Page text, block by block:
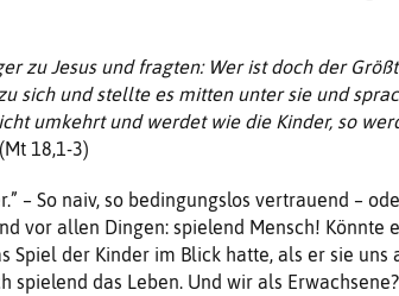
zu Jesus und fragten: Wer ist doch der
sich und stellte es mitten unter sie und
umkehrt und werdet wie die Kinder, so
18,1-3)
– So naiv, so bedingungslos vertrauend –
vor allen Dingen: spielend Mensch! Könnte
Spiel der Kinder im Blick hatte, als er sie uns
spielend das Leben. Und wir als Erwachsene?